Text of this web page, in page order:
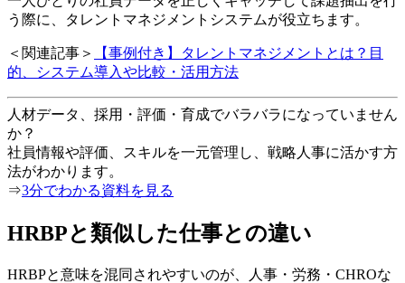
う際に、タレントマネジメントシステムが役立ちます。
＜関連記事＞
【事例付き】タレントマネジメントとは？目
的、システム導入や比較・活用方法
人材データ、採用・評価・育成でバラバラになっていません
か？
社員情報や評価、スキルを一元管理し、戦略人事に活かす方
法がわかります。
⇒3分でわかる資料を見る
HRBPと類似した仕事との違い
HRBPと意味を混同されやすいのが、人事・労務・CHROな